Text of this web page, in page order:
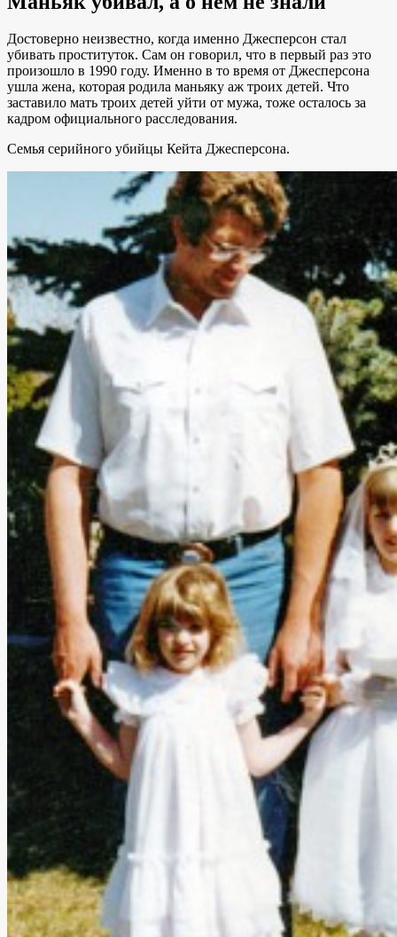
Достоверно неизвестно, когда именно Джесперсон стал
убивать проституток. Сам он говорил, что в первый раз это
произошло в 1990 году. Именно в то время от Джесперсона
ушла жена, которая родила маньяку аж троих детей. Что
заставило мать троих детей уйти от мужа, тоже осталось за
кадром официального расследования.
Семья серийного убийцы Кейта Джесперсона.